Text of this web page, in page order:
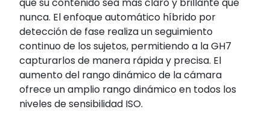
nunca. El enfoque automático híbrido por
detección de fase realiza un seguimiento
continuo de los sujetos, permitiendo a la GH7
capturarlos de manera rápida y precisa. El
aumento del rango dinámico de la cámara
ofrece un amplio rango dinámico en todos los
niveles de sensibilidad ISO.